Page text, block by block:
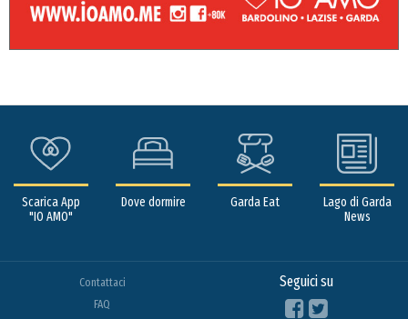
Scarica App
"IO AMO"
Dove dormire Garda Eat
Lago di Garda
News
Contattaci
FAQ
Seguici su